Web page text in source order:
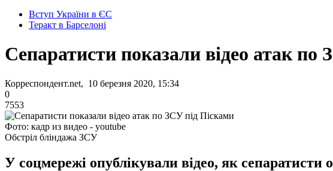
Вступ України в ЄС
Теракт в Барселоні
Сепаратисти показали відео атак по
Корреспондент.net, 10 березня 2020, 15:34
0
7553
Фото: кадр из видео - youtube
Обстріл бліндажа ЗСУ
У соцмережі опублікували відео, як